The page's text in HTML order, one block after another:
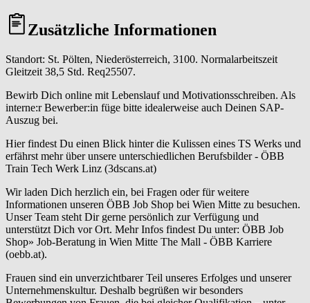
Zusätzliche Informationen
Standort: St. Pölten, Niederösterreich, 3100. Normalarbeitszeit
Gleitzeit 38,5 Std. Req25507.
Bewirb Dich online mit Lebenslauf und Motivationsschreiben. Als
interne:r Bewerber:in füge bitte idealerweise auch Deinen SAP-
Auszug bei.
Hier findest Du einen Blick hinter die Kulissen eines TS Werks und
erfährst mehr über unsere unterschiedlichen Berufsbilder - ÖBB
Train Tech Werk Linz (3dscans.at)
Wir laden Dich herzlich ein, bei Fragen oder für weitere
Informationen unseren ÖBB Job Shop bei Wien Mitte zu besuchen.
Unser Team steht Dir gerne persönlich zur Verfügung und
unterstützt Dich vor Ort. Mehr Infos findest Du unter: ÖBB Job
Shop» Job-Beratung in Wien Mitte The Mall - ÖBB Karriere
(oebb.at).
Frauen sind ein unverzichtbarer Teil unseres Erfolges und unserer
Unternehmenskultur. Deshalb begrüßen wir besonders